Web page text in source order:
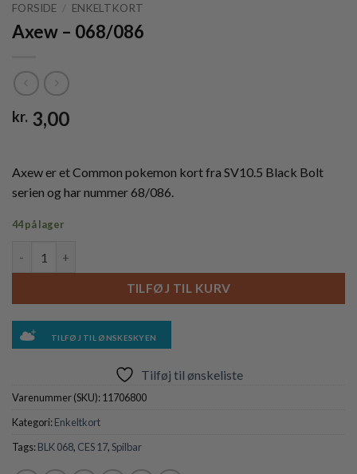
FORSIDE / ENKELTKORT
Axew – 068/086
kr. 3,00
Axew er et Common pokemon kort fra SV10.5 Black Bolt
serien og har nummer 68/086.
44 på lager
TILFØJ TIL KURV
TILFØJ TIL ØNSKESKYEN
Tilføj til ønskeliste
Varenummer (SKU):11706800
Kategori:Enkeltkort
Tags:BLK 068, CES 17,Spilbar